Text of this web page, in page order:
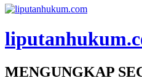
MENGUNGKAP